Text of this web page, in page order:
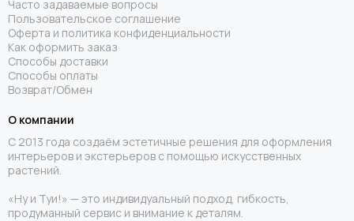
Часто задаваемые вопросы
Пользовательское соглашение
Оферта и политика конфиденциальности
Как оформить заказ
Способы доставки
Способы оплаты
Возврат/Обмен
О компании
С 2013 года создаём эстетичные решения для оформления
интерьеров и экстерьеров с помощью искусственных
растений.
«Ну и Туи!» — это индивидуальный подход, гибкость,
продуманный сервис и внимание к деталям.